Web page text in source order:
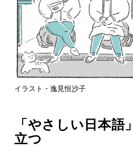
イラスト・逸見恒沙子
「やさしい日本
立つ